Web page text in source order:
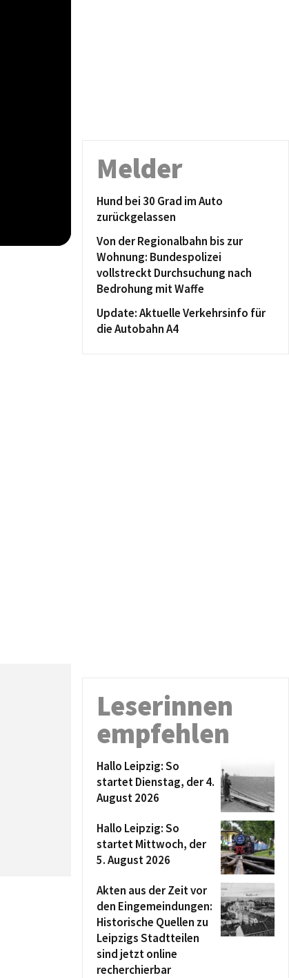
Melder
Hund bei 30 Grad im Auto
zurückgelassen
Von der Regionalbahn bis zur
Wohnung: Bundespolizei
vollstreckt Durchsuchung nach
Bedrohung mit Waffe
Update: Aktuelle Verkehrsinfo für
die Autobahn A4
Leserinnen
empfehlen
Hallo Leipzig: So
startet Dienstag, der 4.
August 2026
Hallo Leipzig: So
startet Mittwoch, der
5. August 2026
Akten aus der Zeit vor
den Eingemeindungen:
Historische Quellen zu
Leipzigs Stadtteilen
sind jetzt online
recherchierbar